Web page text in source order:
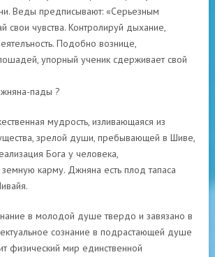
Веды предписывают: «Серьезным
свои чувства. Контролируй дыхание,
Подобно вознице,
упорный ученик сдерживает свой
пады ?
мудрость, изливающаяся из
зрелой души, пребывающей в Шиве,
Бога у человека,
карму. Джняна есть плод тапаса
в молодой душе твердо и завязано в
сознание в подрастающей душе
физический мир единственной